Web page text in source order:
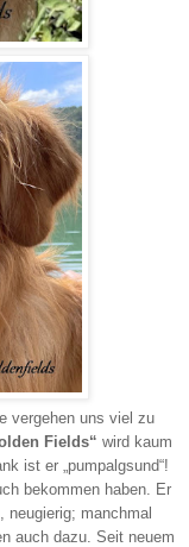
vergehen uns viel zu
Fields“ wird kaum
ist er „pumpalgsund“!
bekommen haben. Er
manchmal
auch dazu. Seit neuem